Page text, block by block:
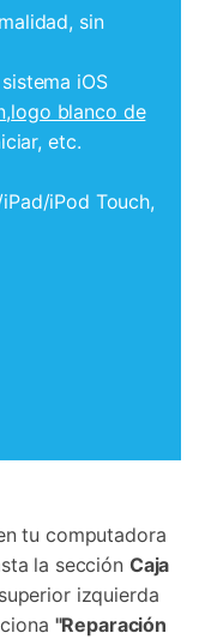
sin
iOS
,logo blanco de
etc.
iPod Touch,
tu computadora
la sección Caja
izquierda
"Reparación